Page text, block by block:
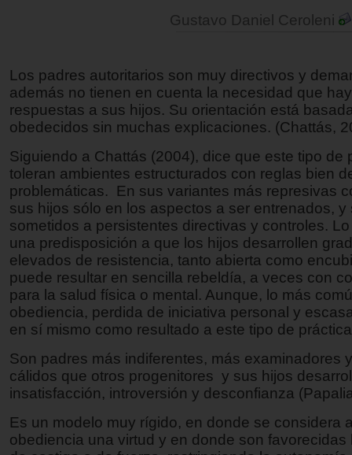
Gustavo Daniel Ceroleni
Los padres autoritarios son muy directivos y
además no tienen en cuenta la necesidad que
respuestas a sus hijos. Su orientación está
obedecidos sin muchas explicaciones. (Chattás,
Siguiendo a Chattás (2004), dice que este tipo de
toleran ambientes estructurados con reglas bien
problemáticas. En sus variantes más represivas
sus hijos sólo en los aspectos a ser entrenados, y
sometidos a persistentes directivas y controles.
una predisposición a que los hijos desarrollen
elevados de resistencia, tanto abierta como
puede resultar en sencilla rebeldía, a veces con
para la salud física o mental. Aunque, lo más
obediencia, perdida de iniciativa personal y
en sí mismo como resultado a este tipo de
Son padres más indiferentes, más examinadores
cálidos que otros progenitores y sus hijos
insatisfacción, introversión y desconfianza
Es un modelo muy rígido, en donde se considera
obediencia una virtud y en donde son favorecidas